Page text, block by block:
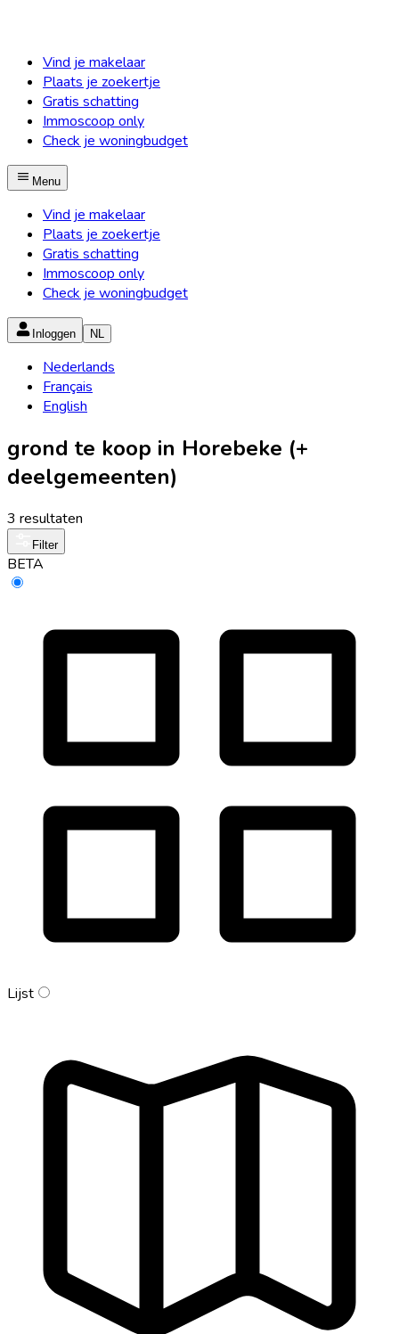
Vind je makelaar
Plaats je zoekertje
Gratis schatting
Immoscoop only
Check je woningbudget
Menu
Vind je makelaar
Plaats je zoekertje
Gratis schatting
Immoscoop only
Check je woningbudget
Inloggen NL
Nederlands
Français
English
grond te koop in Horebeke (+
deelgemeenten)
3 resultaten
Filter
BETA
Lijst